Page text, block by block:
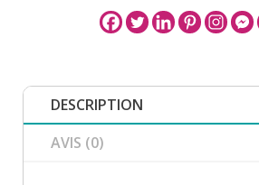
DESCRIPTION
AVIS (0)